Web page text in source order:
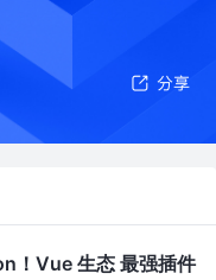
！Vue 生态 最强插件